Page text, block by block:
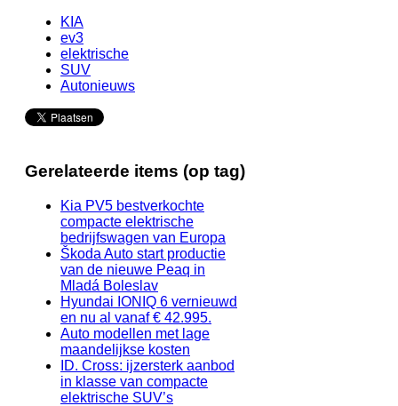
KIA
ev3
elektrische
SUV
Autonieuws
Gerelateerde items (op tag)
Kia PV5 bestverkochte
compacte elektrische
bedrijfswagen van Europa
Škoda Auto start productie
van de nieuwe Peaq in
Mladá Boleslav
Hyundai IONIQ 6 vernieuwd
en nu al vanaf € 42.995.
Auto modellen met lage
maandelijkse kosten
ID. Cross: ijzersterk aanbod
in klasse van compacte
elektrische SUV’s